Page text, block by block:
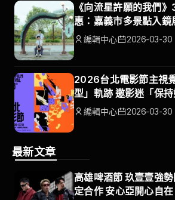
《向流星許願的我們
惠：嘉義市多景點入鏡
編輯中心 2026-03-30
2026台北電影節主視
型」軌跡 邀影迷「保
編輯中心 2026-03-30
最新文章
高雄啤酒節 玖壹壹強
定合作 安心亞開心自